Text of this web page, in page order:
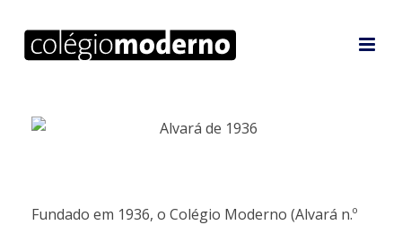
Fundado em 1936, o Colégio Moderno (Alvará n.º